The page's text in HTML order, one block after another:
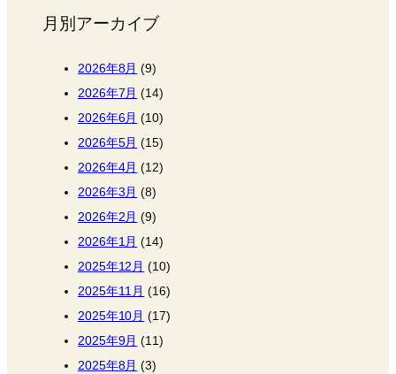
月別アーカイブ
2026年8月 (9)
2026年7月 (14)
2026年6月 (10)
2026年5月 (15)
2026年4月 (12)
2026年3月 (8)
2026年2月 (9)
2026年1月 (14)
2025年12月 (10)
2025年11月 (16)
2025年10月 (17)
2025年9月 (11)
2025年8月 (3)